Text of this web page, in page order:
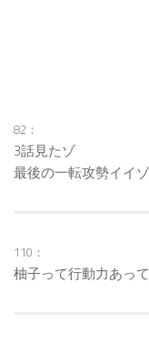
82：
3話見たゾ
最後の一転攻勢イイ
110：
柚子って行動力あっ